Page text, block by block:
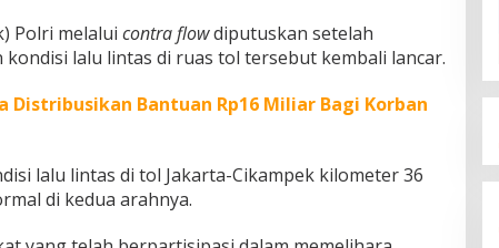
Polri melalui contra flowdiputuskan setelah
lalu lintas di ruas tol tersebut kembali lancar.
Distribusikan Bantuan Rp16 Miliar Bagi Korban
lalu lintas di tol Jakarta-Cikampek kilometer 36
di kedua arahnya.